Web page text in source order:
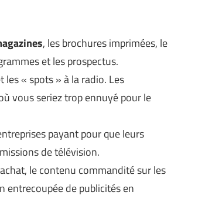
, les brochures imprimées, le
et les prospectus.
les « spots » à la radio. Les
vous seriez trop ennuyé pour le
payant pour que leurs
de télévision.
le contenu commandité sur les
entrecoupée de publicités en